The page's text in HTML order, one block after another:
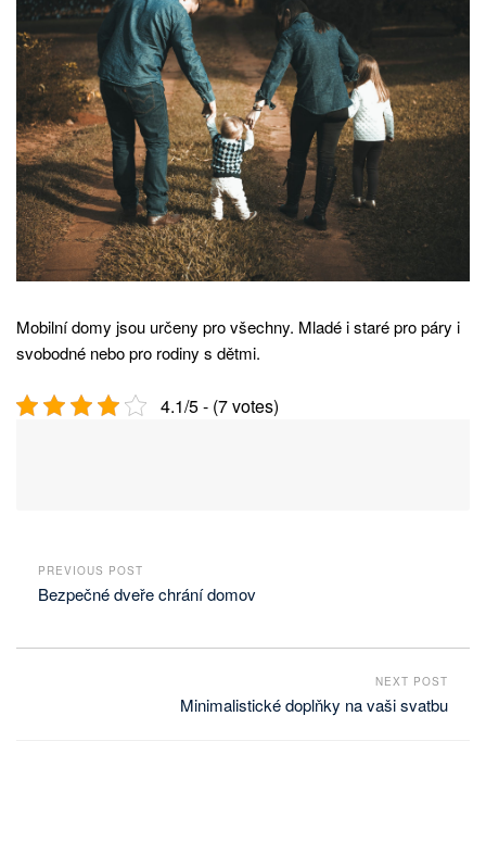
Mobilní domy jsou určeny pro všechny. Mladé i staré pro páry i
svobodné nebo pro rodiny s dětmi.
4.1/5 - (7 votes)
PREVIOUS POST
Bezpečné dveře chrání domov
NEXT POST
Minimalistické doplňky na vaši svatbu